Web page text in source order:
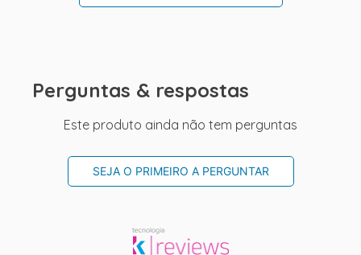
Perguntas & respostas
Este produto ainda não tem perguntas
SEJA O PRIMEIRO A PERGUNTAR